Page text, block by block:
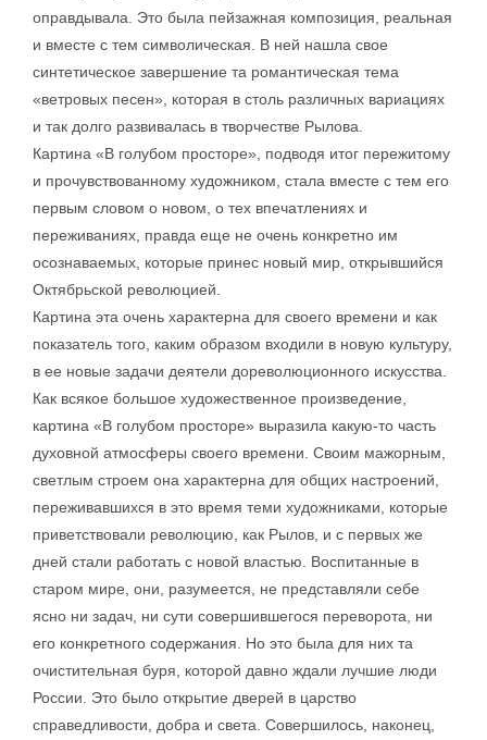
оправдывала. Это была пейзажная композиция, реальная
и вместе с тем символическая. В ней нашла свое
синтетическое завершение та романтическая тема
«ветровых песен», которая в столь различных вариациях
и так долго развивалась в творчестве Рылова.
Картина «В голубом просторе», подводя итог пережитому
и прочувствованному художником, стала вместе с тем его
первым словом о новом, о тех впечатлениях и
переживаниях, правда еще не очень конкретно им
осознаваемых, которые принес новый мир, открывшийся
Октябрьской революцией.
Картина эта очень характерна для своего времени и как
показатель того, каким образом входили в новую культуру,
в ее новые задачи деятели дореволюционного искусства.
Как всякое большое художественное произведение,
картина «В голубом просторе» выразила какую-то часть
духовной атмосферы своего времени. Своим мажорным,
светлым строем она характерна для общих настроений,
переживавшихся в это время теми художниками, которые
приветствовали революцию, как Рылов, и с первых же
дней стали работать с новой властью. Воспитанные в
старом мире, они, разумеется, не представляли себе
ясно ни задач, ни сути совершившегося переворота, ни
его конкретного содержания. Но это была для них та
очистительная буря, которой давно ждали лучшие люди
России. Это было открытие дверей в царство
справедливости, добра и света. Совершилось, наконец,